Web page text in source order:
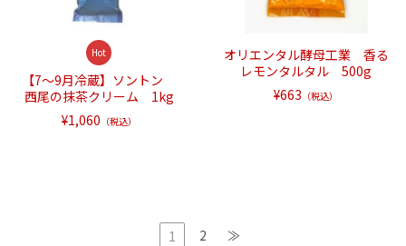
Hot
【7～9月冷蔵】ソントン
西尾の抹茶クリーム 1kg
¥1,060 （税込）
オリエンタル酵母工業 香る
レモンタルタル 500g
¥663 （税込）
1 2 ≫